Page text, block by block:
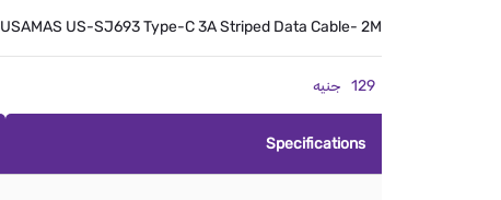
USAMAS US-SJ693 Type-C 3A Striped Data Cable- 2M
129 جنيه
Specifications